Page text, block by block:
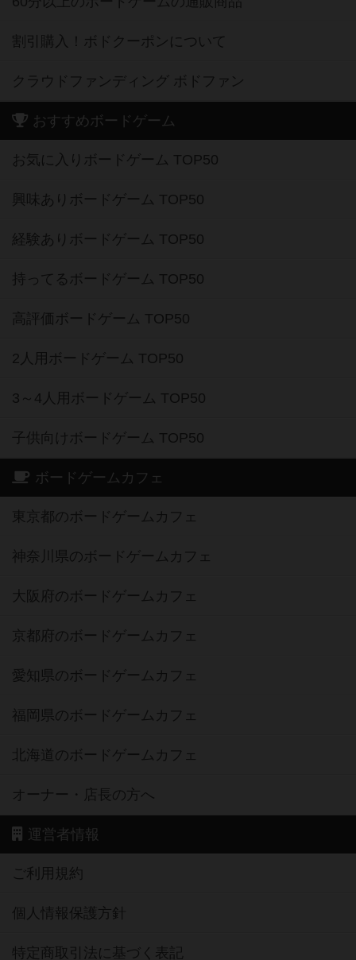
割引購入！ボドクーポンについて
クラウドファンディング ボドファン
おすすめボードゲーム
お気に入りボードゲーム TOP50
興味ありボードゲーム TOP50
経験ありボードゲーム TOP50
持ってるボードゲーム TOP50
高評価ボードゲーム TOP50
2人用ボードゲーム TOP50
3～4人用ボードゲーム TOP50
子供向けボードゲーム TOP50
ボードゲームカフェ
東京都のボードゲームカフェ
神奈川県のボードゲームカフェ
大阪府のボードゲームカフェ
京都府のボードゲームカフェ
愛知県のボードゲームカフェ
福岡県のボードゲームカフェ
北海道のボードゲームカフェ
オーナー・店長の方へ
運営者情報
ご利用規約
個人情報保護方針
特定商取引法に基づく表記